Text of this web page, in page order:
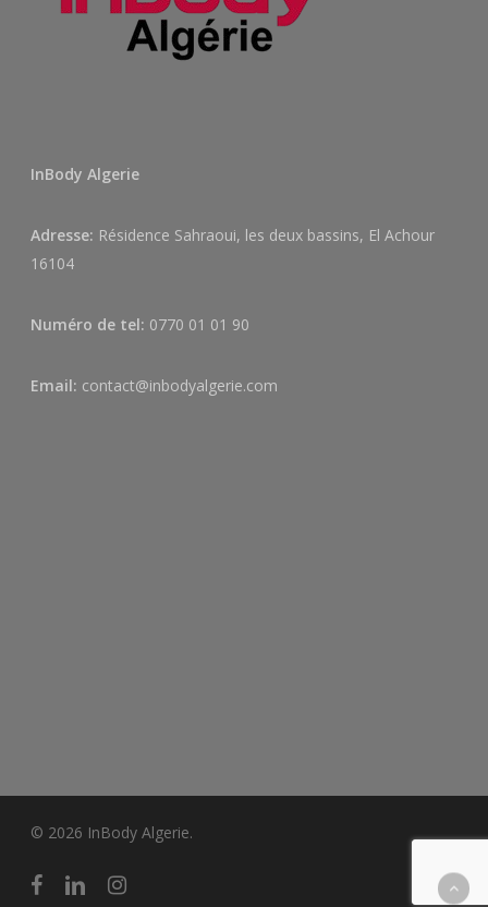
InBody Algerie
Adresse: Résidence Sahraoui, les deux bassins, El Achour
16104
Numéro de tel: 0770 01 01 90
Email: contact@inbodyalgerie.com
© 2026 InBody Algerie.
facebooklinkedininstagram